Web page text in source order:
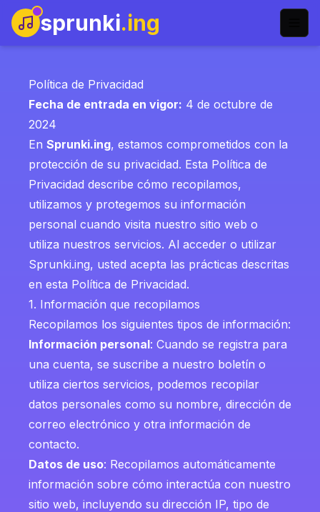
sprunki.ing
Política de Privacidad
Fecha de entrada en vigor: 4 de octubre de
2024
En Sprunki.ing, estamos comprometidos con la
protección de su privacidad. Esta Política de
Privacidad describe cómo recopilamos,
utilizamos y protegemos su información
personal cuando visita nuestro sitio web o
utiliza nuestros servicios. Al acceder o utilizar
Sprunki.ing, usted acepta las prácticas descritas
en esta Política de Privacidad.
1. Información que recopilamos
Recopilamos los siguientes tipos de información:
Información personal: Cuando se registra para
una cuenta, se suscribe a nuestro boletín o
utiliza ciertos servicios, podemos recopilar
datos personales como su nombre, dirección de
correo electrónico y otra información de
contacto.
Datos de uso: Recopilamos automáticamente
información sobre cómo interactúa con nuestro
sitio web, incluyendo su dirección IP, tipo de